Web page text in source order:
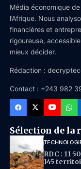
Média économique
l’Afrique. Nous
financières et
rigoureuse,
mieux décider.
Rédaction :
Contact : +243 982
Sélection de la
RDC : 11
145